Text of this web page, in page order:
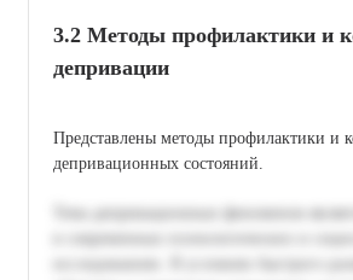
3.2 Методы профилактики и
депривации
Представлены методы профилактики и
депривационных состояний.